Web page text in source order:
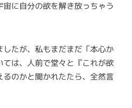
に自分の欲を解き放っちゃう
したが、私もまだまだ「本心か
ては、人前で堂々と『これが欲
るのかと聞かれたたら、全然言